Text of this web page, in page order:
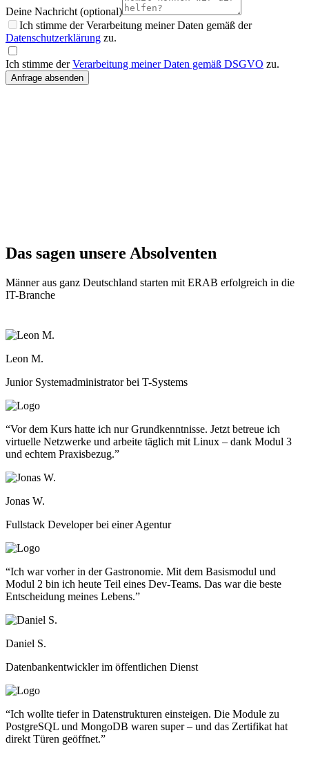
Deine Nachricht (optional)
Ich stimme der Verarbeitung meiner Daten gemäß der
Datenschutzerklärung zu.
Ich stimme derVerarbeitung meiner Daten gemäß DSGVO zu.
Anfrage absenden
Dein Weg in die IT beginnt
Das sagen unsere Absolventen
Männer aus ganz Deutschland starten mit ERAB erfolgreich in die
IT-Branche
Leon M.
Junior Systemadministrator bei T-Systems
“Vor dem Kurs hatte ich nur Grundkenntnisse. Jetzt betreue ich
virtuelle Netzwerke und arbeite täglich mit Linux – dank Modul 3
und echtem Praxisbezug.”
Jonas W.
Fullstack Developer bei einer Agentur
“Ich war vorher in der Gastronomie. Mit dem Basismodul und
Modul 2 bin ich heute Teil eines Dev-Teams. Das war die beste
Entscheidung meines Lebens.”
Daniel S.
Datenbankentwickler im öffentlichen Dienst
“Ich wollte tiefer in Datenstrukturen einsteigen. Die Module zu
PostgreSQL und MongoDB waren super – und das Zertifikat hat
direkt Türen geöffnet.”